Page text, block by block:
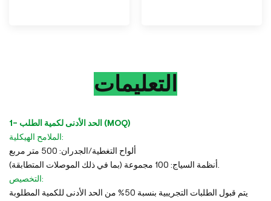
التعليمات
1- الحد الأدنى لكمية الطلب (MOQ)
الملامح الهيكلية:
ألواح التغطية/الجدران: 500 متر مربع
أنظمة السياج: 100 مجموعة (بما في ذلك الموصلات المتطابقة).
التخصيص:
يتم قبول الطلبات التجريبية بنسبة 50% من الحد الأدنى للكمية المطلوبة